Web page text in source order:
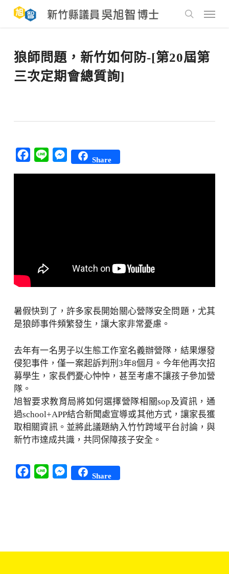
main
Menu
狼師問題，新竹如何防-[第20屆第
三次定期會總質詢]
Facebook
Line Messenger
Share
暑假快到了，許多家長開始關心營隊安全問題，尤其
是狼師事件頻繁發生，讓大家非常憂慮。
去年有一名男子以生態工作室名義辦營隊，結果爆發
侵犯事件，僅一案起訴判刑3年8個月。今年他再次招
募學生，家長們憂心忡忡，甚至考慮不讓孩子參加營
隊。
旭智要求教育局將如何選擇營隊相關sop及資訊，通
過school+APP結合新聞處宣導或其他方式，讓家長獲
取相關資訊。並將此議題納入竹竹跨域平台討論，與
新竹市達成共識，共同保障孩子安全。
Facebook
Line Messenger
Share